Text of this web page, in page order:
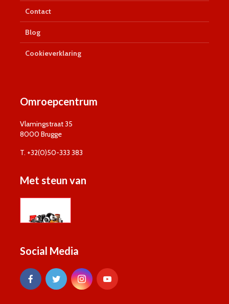
Contact
Blog
Cookieverklaring
Omroepcentrum
Vlamingstraat 35
8000 Brugge
T. +32(0)50-333 383
Met steun van
Social Media